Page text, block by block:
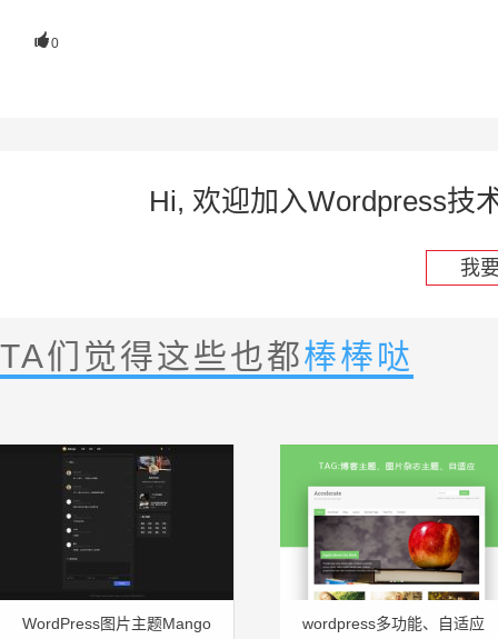
0
Hi, 欢迎加入Wordpress技
我
TA们觉得这些也都棒棒哒
WordPress图片主题Mango
wordpress多功能、自适应